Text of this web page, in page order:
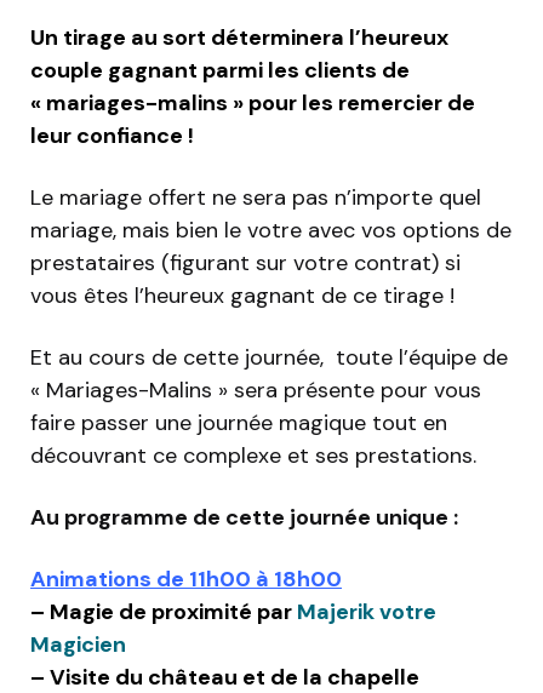
Un tirage au sort déterminera l’heureux
couple gagnant parmi les clients de
« mariages-malins » pour les remercier de
leur confiance !
Le mariage offert ne sera pas n’importe quel
mariage, mais bien le votre avec vos options de
prestataires (figurant sur votre contrat) si
vous êtes l’heureux gagnant de ce tirage !
Et au cours de cette journée, toute l’équipe de
« Mariages-Malins » sera présente pour vous
faire passer une journée magique tout en
découvrant ce complexe et ses prestations.
Au programme de cette journée unique :
Animations de 11h00 à 18h00
– Magie de proximité par Majerik votre
Magicien
– Visite du château et de la chapelle